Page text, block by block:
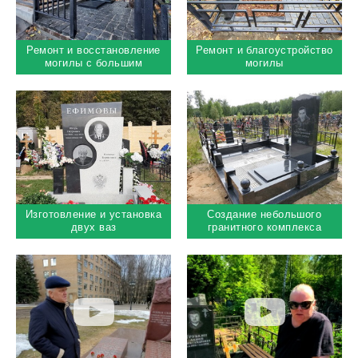
Ремонт и восстановление
могилы с большим
памятником
Ремонт и благоустройство
могилы
Изготовление и установка
двух ваз
Создание небольшого
гранитного комплекса